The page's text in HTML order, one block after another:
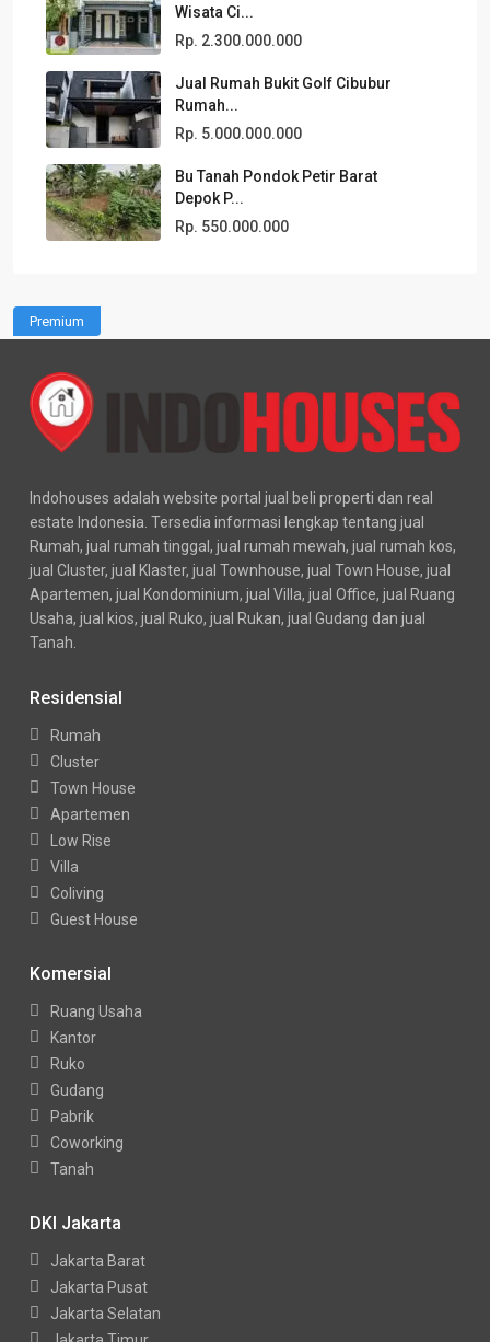
Wisata Ci...
Rp. 2.300.000.000
Jual Rumah Bukit Golf Cibubur
Rumah...
Rp. 5.000.000.000
Bu Tanah Pondok Petir Barat
Depok P...
Rp. 550.000.000
Premium
Indohouses adalah website portal jual beli properti dan real
estate Indonesia. Tersedia informasi lengkap tentang jual
Rumah, jual rumah tinggal, jual rumah mewah, jual rumah kos,
jual Cluster, jual Klaster, jual Townhouse, jual Town House, jual
Apartemen, jual Kondominium, jual Villa, jual Office, jual Ruang
Usaha, jual kios, jual Ruko, jual Rukan, jual Gudang dan jual
Tanah.
Residensial
Rumah
Cluster
Town House
Apartemen
Low Rise
Villa
Coliving
Guest House
Komersial
Ruang Usaha
Kantor
Ruko
Gudang
Pabrik
Coworking
Tanah
DKI Jakarta
Jakarta Barat
Jakarta Pusat
Jakarta Selatan